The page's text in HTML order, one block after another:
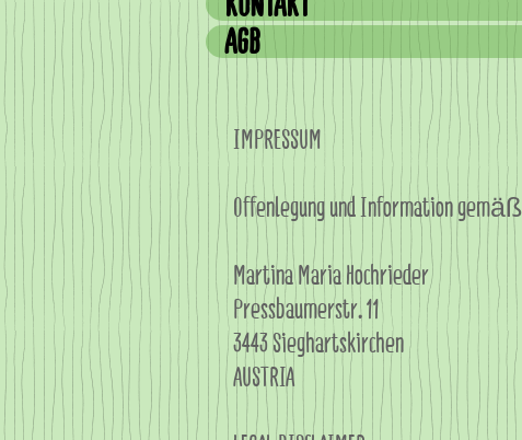
AGB
IMPRESSUM
Offenlegung und Information
Martina Maria Hochrieder
Pressbaumerstr. 11
3443 Sieghartskirchen
AUSTRIA